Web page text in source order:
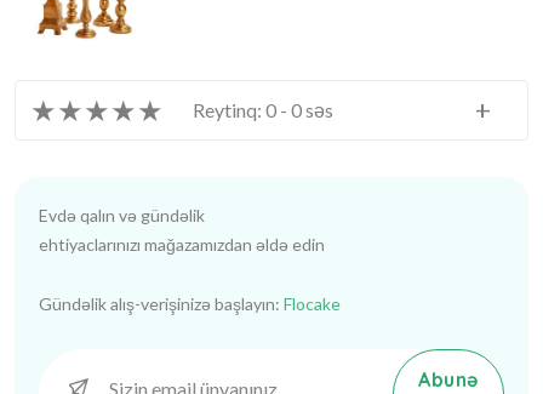
★★★★★ Reytinq: 0 - 0 səs +
Evdə qalın və gündəlik
ehtiyaclarınızı mağazamızdan əldə edin
Gündəlik alış-verişinizə başlayın: Flocake
Abunə